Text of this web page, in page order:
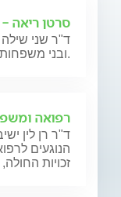
סרטן ריאה
ד"ר שני שילה
ובני משפחותיהם.
רפואה
ד"ר רן לין
הנוגעים
זכויות